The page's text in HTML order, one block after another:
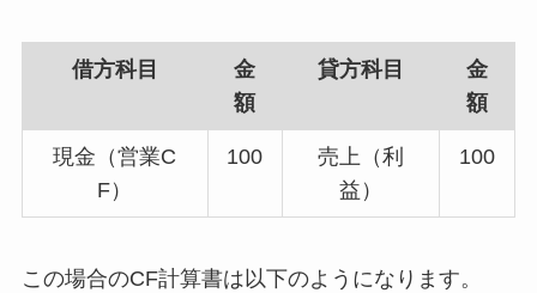
借方科目
金
額
貸方科目
金
額
現金（営業C
F）
100
売上（利
益）
100
この場合のCF計算書は以下のようになります。